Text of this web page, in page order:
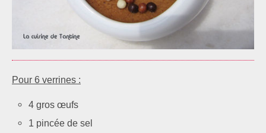
Pour 6 verrines :
4 gros œufs
1 pincée de sel